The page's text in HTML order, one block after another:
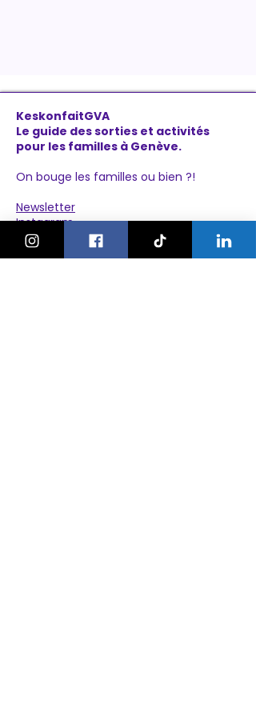
KeskonfaitGVA
Le guide des sorties et activités
pour les familles à Genève.
On bouge les familles ou bien ?!
Newsletter
Instagram
À propos